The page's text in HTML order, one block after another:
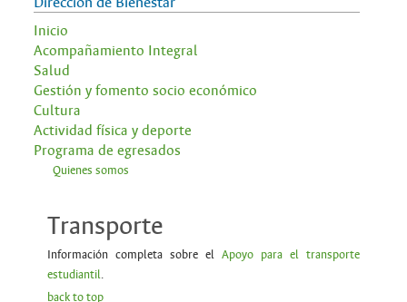
Inicio
Acompañamiento Integral
Salud
Gestión y fomento socio económico
Cultura
Actividad física y deporte
Programa de egresados
Quienes somos
Transporte
Información completa sobre elApoyo para el transporte
estudiantil.
back to top